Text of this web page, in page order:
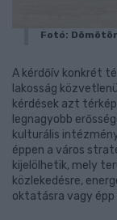
Fotó:
A kérdőív konkrét
lakosság
kérdések azt
legnagyobb
kulturális
éppen a város
kijelölhetik, mely
közlekedésre,
oktatásra vagy